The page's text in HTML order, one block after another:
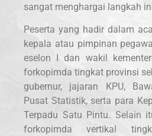
sangat menghargai langkah
Peserta yang hadir dalam
kepala atau pimpinan
eselon I dan wakil
forkopimda tingkat provinsi
gubernur, jajaran KPU,
Pusat Statistik, serta para
Terpadu Satu Pintu. Selain
forkopimda vertikal